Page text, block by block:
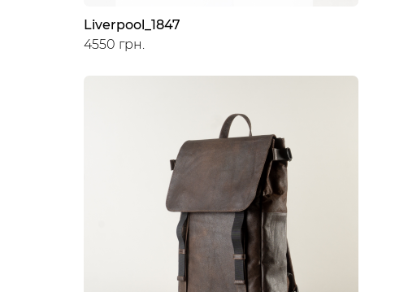
Liverpool_1847
4550 грн.